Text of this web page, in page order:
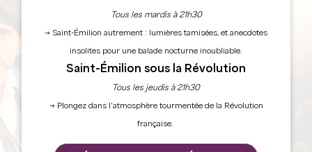
Tous les mardis à 21h30
→ Saint-Émilion autrement : lumières tamisées, et anecdotes
insolites pour une balade nocturne inoubliable.
Saint-Émilion sous la Révolution
Tous les jeudis à 21h30
→ Plongez dans l’atmosphère tourmentée de la Révolution
française.